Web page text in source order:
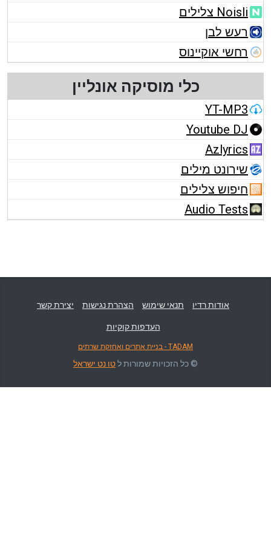
Noisli צלילים
רעש לבן
רחשי אוקיינוס
כלי מוסיקה אונליין
YT-MP3
Youtube DJ
Azlyrics
שירונט מילים
חיפוש צלילים
Audio Tests
אודות רדיו תנאי שימוש הצהרת נגישות יצירת קשר
העדפות קוקיות
TADAM - בניית אתרים ואחזקת שרתים
© כל הזכויות שמורות לטו נט ישראל